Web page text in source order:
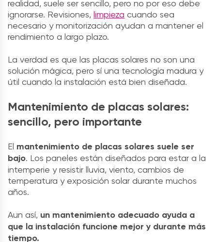
realidad, suele ser sencillo, pero no por eso debe
ignorarse. Revisiones, limpieza cuando sea
necesario y monitorización ayudan a mantener el
rendimiento a largo plazo.
La verdad es que las placas solares no son una
solución mágica, pero sí una tecnología madura y
útil cuando la instalación está bien diseñada.
Mantenimiento de placas solares:
sencillo, pero importante
El mantenimiento de placas solares suele ser
bajo. Los paneles están diseñados para estar a la
intemperie y resistir lluvia, viento, cambios de
temperatura y exposición solar durante muchos
años.
Aun así, un mantenimiento adecuado ayuda a
que la instalación funcione mejor y durante más
tiempo.